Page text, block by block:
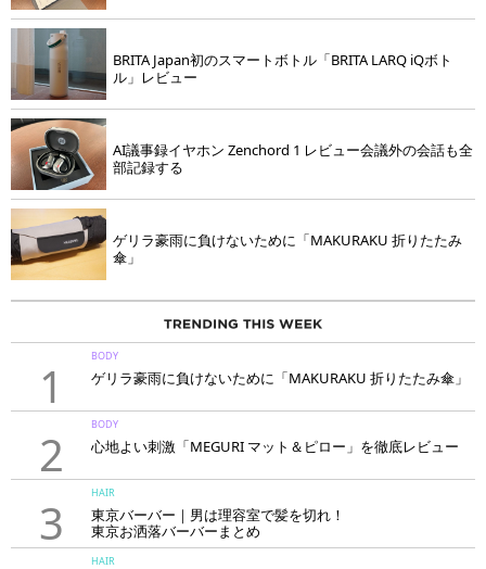
BRITA Japan初のスマートボトル「BRITA LARQ iQボト
ル」レビュー
AI議事録イヤホン Zenchord 1 レビュー会議外の会話も全
部記録する
ゲリラ豪雨に負けないために「MAKURAKU 折りたたみ
傘」
1
BODY
ゲリラ豪雨に負けないために「MAKURAKU 折りたたみ傘」
2
BODY
心地よい刺激「MEGURI マット＆ピロー」を徹底レビュー
3
HAIR
東京バーバー｜男は理容室で髪を切れ！
東京お洒落バーバーまとめ
HAIR